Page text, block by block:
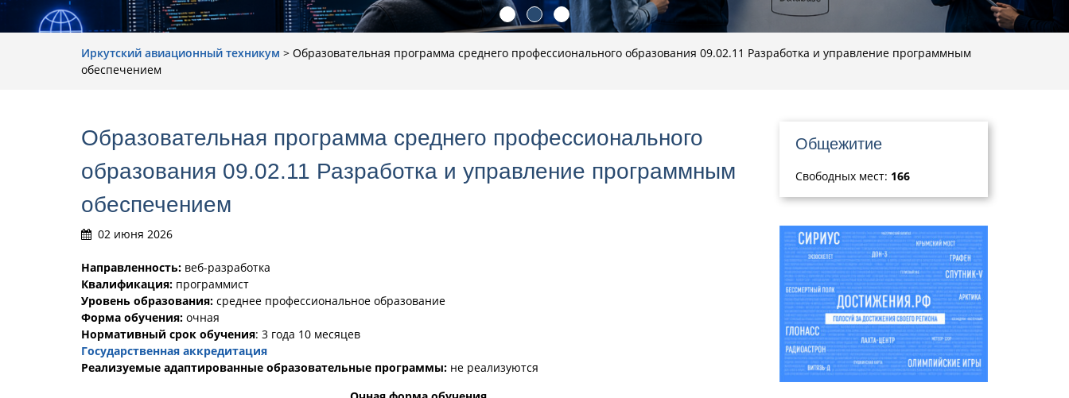
Иркутский авиационный техникум > Образовательная программа среднего профессионального образования 09.02.11 Разработка и управление программным
обеспечением
Образовательная программа среднего профессионального
образования 09.02.11 Разработка и управление программным
обеспечением
02 июня 2026
Направленность: веб-разработка
Квалификация: программист
Уровень образования: среднее профессиональное образование
Форма обучения: очная
Нормативный срок обучения: 3 года 10 месяцев
Государственная аккредитация
Реализуемые адаптированные образовательные программы: не реализуются
Общежитие
Свободных мест: 166